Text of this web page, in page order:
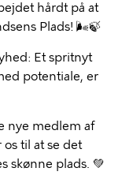
hårdt på at
Plads! 🌬️🍃
Et spritnyt
potentiale, er
nye medlem af
til at se det
skønne plads. 💚